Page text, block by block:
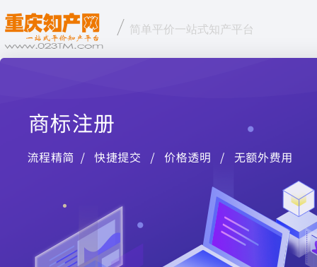
简单平价一站式知产平台